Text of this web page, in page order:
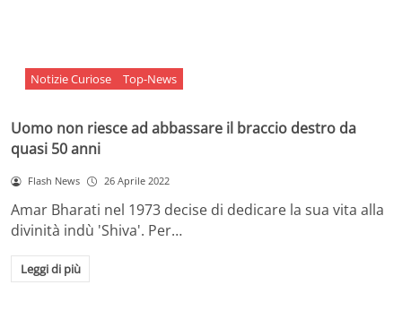
Notizie Curiose Top-News
Uomo non riesce ad abbassare il braccio destro da
quasi 50 anni
Flash News 26 Aprile 2022
Amar Bharati nel 1973 decise di dedicare la sua vita alla
divinità indù 'Shiva'. Per…
Leggi di più